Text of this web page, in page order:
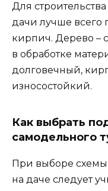
Для
дачи лучше всего
кирпич. Дерево –
в обработке
долговечный,
износостойкий.
Как выбрать
самодельного
При выборе схемы
на даче следует